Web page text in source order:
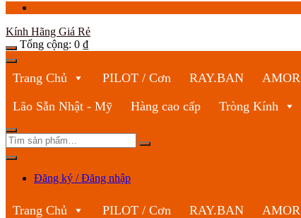
Kính Hãng Giá Rẻ
Tổng cộng: 0 ₫
Trang Chủ PILOT / Cơn RAY.BAN AMOR
Lão Sẵn Nhật - Mỹ
Hàng cao cấp Tròng Kính
Đăng ký / Đăng nhập
Trang Chủ PILOT / Cơn RAY.BAN AMOR